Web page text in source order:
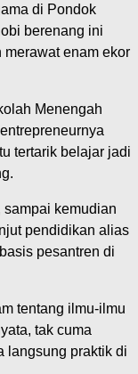
di Pondok
berenang ini
enam ekor
Menengah
tertarik belajar jadi
kemudian
pendidikan alias
pesantren di
tentang ilmu-ilmu
tak cuma
langsung praktik di